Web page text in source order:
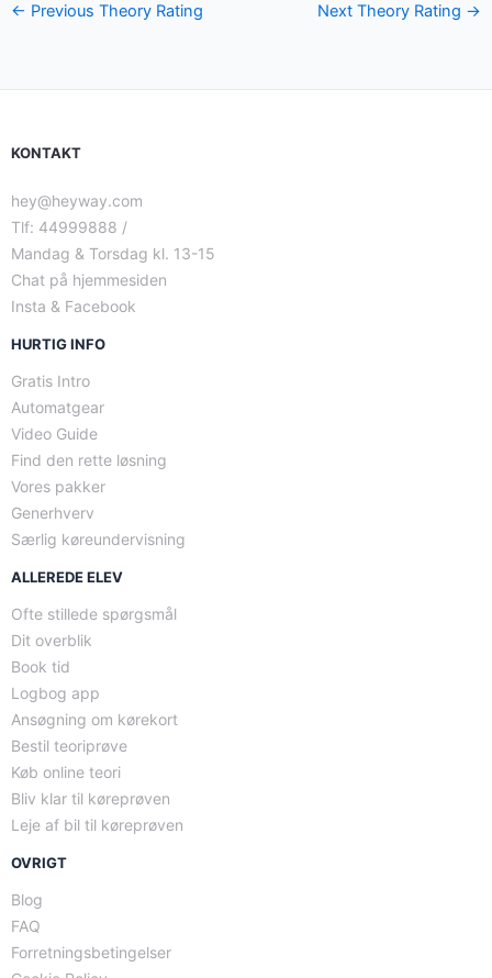
← Previous Theory Rating Next Theory Rating →
KONTAKT
hey@heyway.com
Tlf: 44999888 /
Mandag & Torsdag kl. 13-15
Chat på hjemmesiden
Insta & Facebook
HURTIG INFO
Gratis Intro
Automatgear
Video Guide
Find den rette løsning
Vores pakker
Generhverv
Særlig køreundervisning
ALLEREDE ELEV
Ofte stillede spørgsmål
Dit overblik
Book tid
Logbog app
Ansøgning om kørekort
Bestil teoriprøve
Køb online teori
Bliv klar til køreprøven
Leje af bil til køreprøven
OVRIGT
Blog
FAQ
Forretningsbetingelser